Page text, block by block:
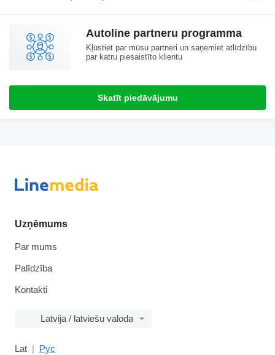
Autoline partneru programma
Kļūstiet par mūsu partneri un saņemiet atlīdzību
par katru piesaistīto klientu
Skatīt piedāvājumu
Uzņēmums
Par mums
Palīdzība
Kontakti
Latvija / latviešu valoda
Lat Рус